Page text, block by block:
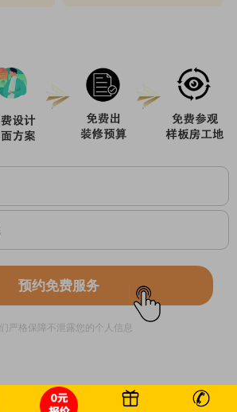
预约免费服务
严格保障不泄露您的个人信息